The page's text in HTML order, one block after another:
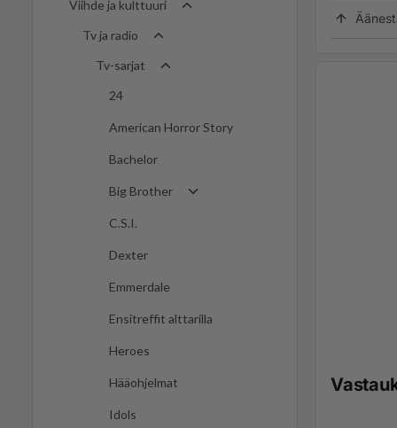
Viihde ja kulttuuri
Tv ja radio
Tv-sarjat
24
American Horror Story
Bachelor
Big Brother
C.S.I.
Dexter
Emmerdale
Ensitreffit alttarilla
Heroes
Hääohjelmat
Idols